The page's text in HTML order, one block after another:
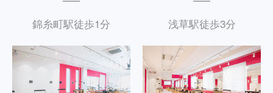
錦糸町駅徒歩1分 浅草駅徒歩3分